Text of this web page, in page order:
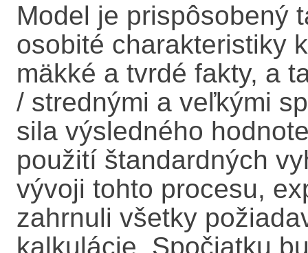
Model je prispôsobený
osobité charakteristiky
mäkké a tvrdé fakty, a
/ strednými a veľkými
sila výsledného
použití štandardných
vývoji tohto procesu,
zahrnuli všetky
kalkulácie. Spočiatku